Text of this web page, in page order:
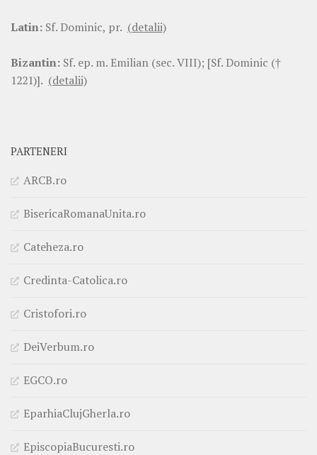
Latin: Sf. Dominic, pr. (detalii)
Bizantin: Sf. ep. m. Emilian (sec. VIII); [Sf. Dominic (†
1221)]. (detalii)
PARTENERI
ARCB.ro
BisericaRomanaUnita.ro
Cateheza.ro
Credinta-Catolica.ro
Cristofori.ro
DeiVerbum.ro
EGCO.ro
EparhiaClujGherla.ro
EpiscopiaBucuresti.ro